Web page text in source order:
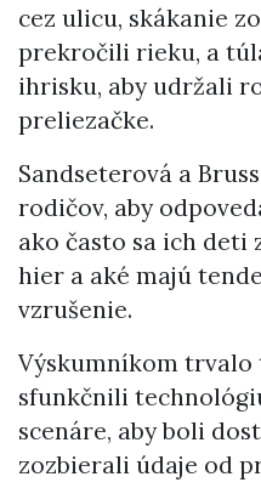
cez ulicu, skákanie
prekročili rieku, a
ihrisku, aby udržali
preliezačke.
Sandseterová a
rodičov, aby
ako často sa ich deti
hier a aké majú
vzrušenie.
Výskumníkom trvalo
sfunkčnili
scenáre, aby boli
zozbierali údaje od